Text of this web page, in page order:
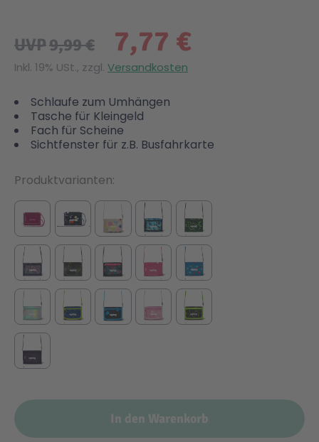
7,77 €
UVP9,99 €
Inkl. 19% USt., zzgl. Versandkosten
Schlaufe zum Umhängen
Tasche für Kleingeld
Fach für Scheine
Sichtfenster für z.B. Busfahrkarte
In den Warenkorb
Produktvarianten